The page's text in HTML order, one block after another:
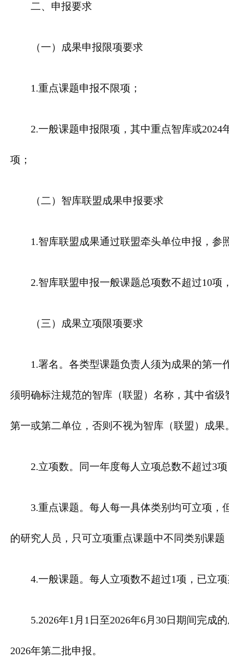
二、申报要求
（一）成果申报限项要求
1.重点课题申报不限项；
2.一般课题申报限项，其中重点智库或
项；
（二）智库联盟成果申报要求
1.智库联盟成果通过联盟牵头单位申报，
2.智库联盟申报一般课题总项数不超过10
（三）成果立项限项要求
1.署名。各类型课题负责人须为成果的第
须明确标注规范的智库（联盟）名称，其中省
第一或第二单位，否则不视为智库（联盟）成果
2.立项数。同一年度每人立项总数不超过3
3.重点课题。每人每一具体类别均可立项
的研究人员，只可立项重点课题中不同类别课
4.一般课题。每人立项数不超过1项，已立
5.2026年1月1日至2026年6月30日期间完成
2026年第二批申报。